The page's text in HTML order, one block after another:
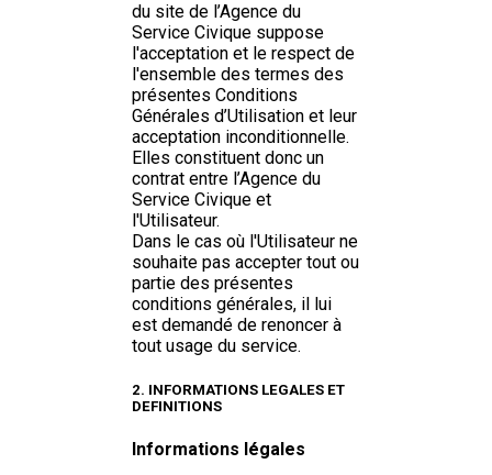
du site de l’Agence du
Service Civique suppose
l'acceptation et le respect de
l'ensemble des termes des
présentes Conditions
Générales d’Utilisation et leur
acceptation inconditionnelle.
Elles constituent donc un
contrat entre l’Agence du
Service Civique et
l'Utilisateur.
Dans le cas où l'Utilisateur ne
souhaite pas accepter tout ou
partie des présentes
conditions générales, il lui
est demandé de renoncer à
tout usage du service.
2. INFORMATIONS LEGALES ET
DEFINITIONS
Informations légales